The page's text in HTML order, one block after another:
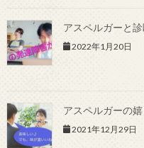
アスペルガーと
2022年1月20日
アスペルガーの
2021年12月29日